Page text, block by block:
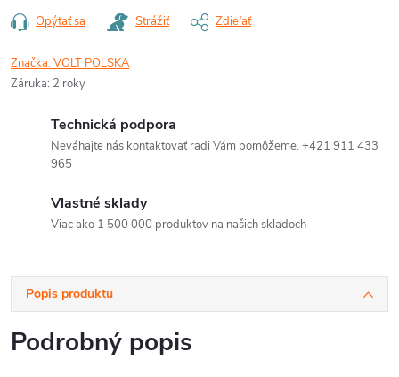
Opýtať sa Strážiť Zdieľať
Značka:VOLT POLSKA
Záruka: 2 roky
Technická podpora
Neváhajte nás kontaktovať radi Vám pomôžeme. +421 911 433
965
Vlastné sklady
Viac ako 1 500 000 produktov na našich skladoch
Popis produktu
Podrobný popis